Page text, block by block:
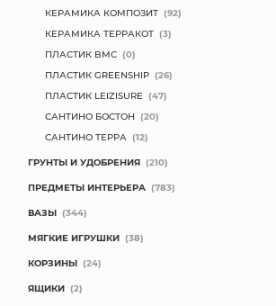
КЕРАМИКА КОМПОЗИТ (92)
КЕРАМИКА ТЕРРАКОТ (3)
ПЛАСТИК BMC (0)
ПЛАСТИК GREENSHIP (26)
ПЛАСТИК LEIZISURE (47)
САНТИНО БОСТОН (20)
САНТИНО ТЕРРА (12)
ГРУНТЫ И УДОБРЕНИЯ (210)
ПРЕДМЕТЫ ИНТЕРЬЕРА (783)
ВАЗЫ (344)
МЯГКИЕ ИГРУШКИ (38)
КОРЗИНЫ (24)
ЯЩИКИ (2)